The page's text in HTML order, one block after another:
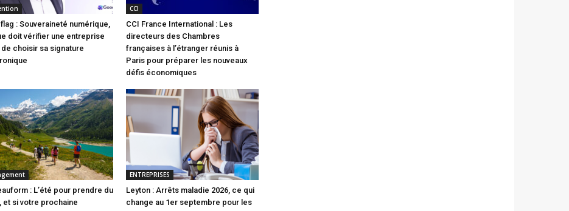
: Souveraineté numérique,
doit vérifier une entreprise
de choisir sa signature
CCI
CCI France International : Les
directeurs des Chambres
françaises à l’étranger réunis à
Paris pour préparer les nouveaux
défis économiques
: L’été pour prendre du
et si votre prochaine
ENTREPRISES
Leyton : Arrêts maladie 2026, ce qui
change au 1er septembre pour les